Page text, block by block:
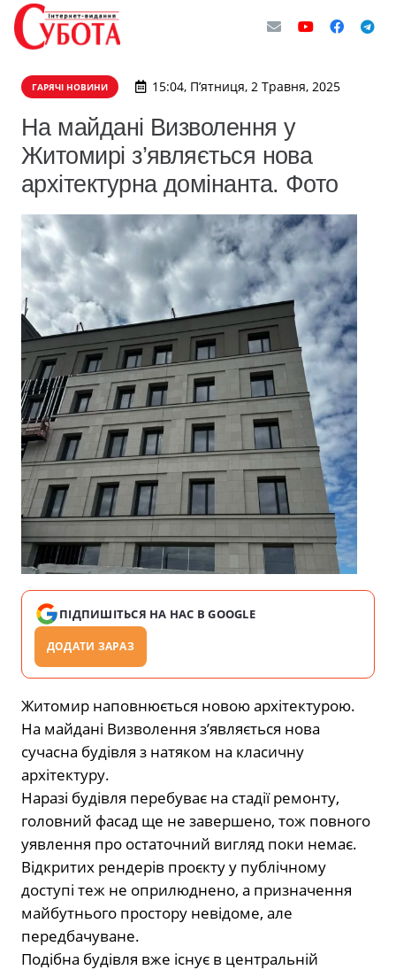
ГАРЯЧІ НОВИНИ 15:04, П’ятниця, 2 Травня, 2025
На майдані Визволення у
Житомирі з’являється нова
архітектурна домінанта. Фото
ПІДПИШІТЬСЯ НА НАС В GOOGLE
ДОДАТИ ЗАРАЗ
Житомир наповнюється новою архітектурою.
На майдані Визволення з’являється нова
сучасна будівля з натяком на класичну
архітектуру.
Наразі будівля перебуває на стадії ремонту,
головний фасад ще не завершено, тож повного
уявлення про остаточний вигляд поки немає.
Відкритих рендерів проєкту у публічному
доступі теж не оприлюднено, а призначення
майбутнього простору невідоме, але
передбачуване.
Подібна будівля вже існує в центральній